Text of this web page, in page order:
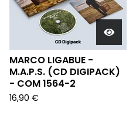
MARCO LIGABUE -
M.A.P.S. (CD DIGIPACK)
- COM 1564-2
16,90 €